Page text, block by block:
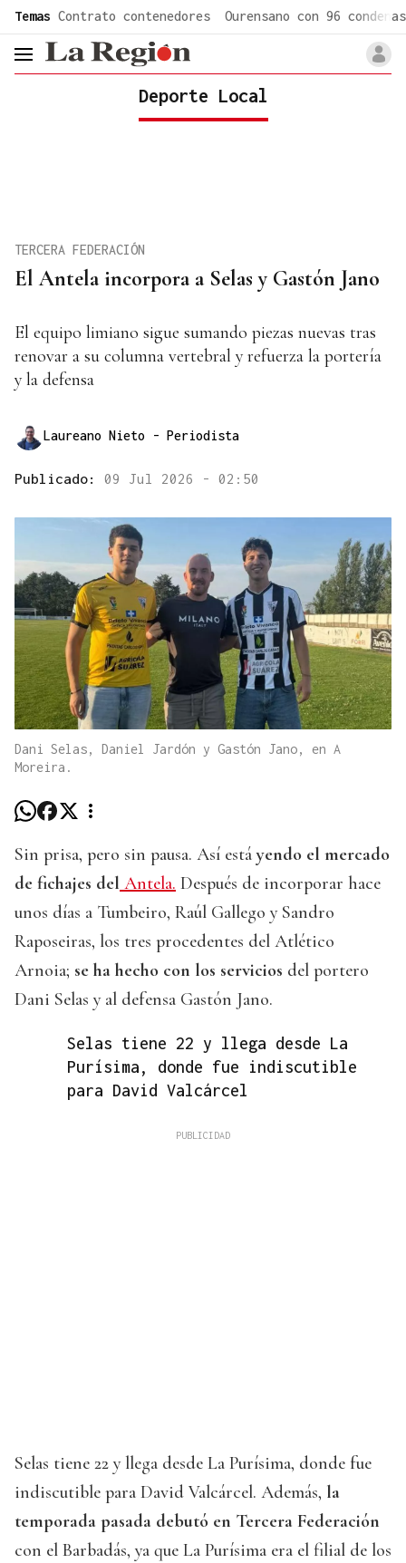
Temas Contrato contenedores Ourensano con 96 condenas
header.menu.open
Deporte Local
El Antela incorpora a Selas y Gastón Jano
TERCERA FEDERACIÓN
El equipo limiano sigue sumando piezas nuevas tras
renovar a su columna vertebral y refuerza la portería
y la defensa
Laureano Nieto - Periodista
Publicado: 09 Jul 2026 - 02:50
Dani Selas, Daniel Jardón y Gastón Jano, en A
Moreira.
Sin prisa, pero sin pausa. Así estáyendo el mercado
de fichajes del Antela. Después de incorporar hace
unos días a Tumbeiro, Raúl Gallego y Sandro
Raposeiras, los tres procedentes del Atlético
Arnoia; se ha hecho con los servicios del portero
Dani Selas y al defensa Gastón Jano.
Selas tiene 22 y llega desde La
Purísima, donde fue indiscutible
para David Valcárcel
Selas tiene 22 y llega desde La Purísima, donde fue
indiscutible para David Valcárcel. Además, la
temporada pasada debutó en Tercera Federación
con el Barbadás, ya que La Purísima era el filial de los